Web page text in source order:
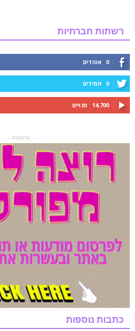
רשתות חברתיות
0 אוהדים
0 חסידים
14,700 מנויים
- פרסומת -
כתבות נוספות